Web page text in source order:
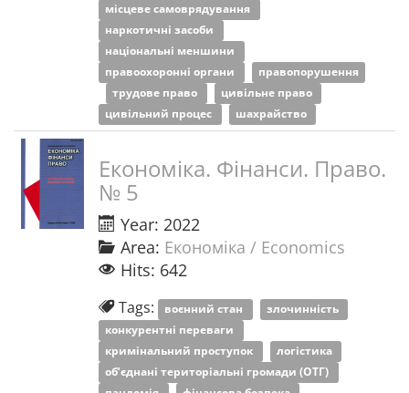
місцеве самоврядування
наркотичні засоби
національні меншини
правоохоронні органи
правопорушення
трудове право
цивільне право
цивільний процес
шахрайство
Економіка. Фінанси. Право.
№ 5
Year: 2022
Area: Економіка / Economics
Hits: 642
Tags: воєнний стан
злочинність
конкурентні переваги
кримінальний проступок
логістика
об’єднані територіальні громади (ОТГ)